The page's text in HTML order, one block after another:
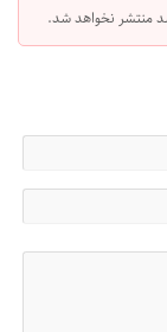
منتشر نخواهد شد.